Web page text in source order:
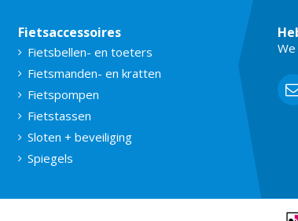
Fietsaccessoires
Fietsbellen- en toeters
Fietsmanden- en kratten
Fietspompen
Fietstassen
Sloten + beveiliging
Spiegels